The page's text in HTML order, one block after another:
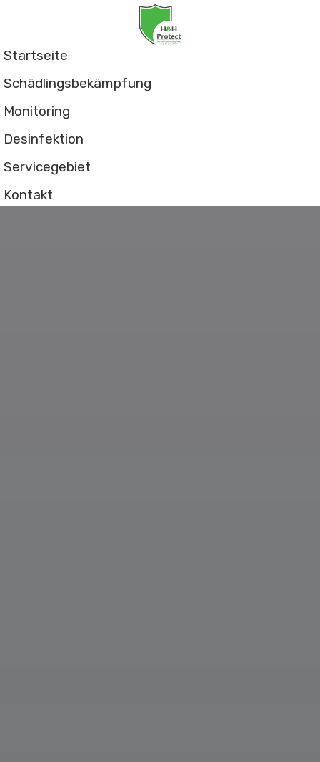
Startseite
Schädlingsbekämpfung
Monitoring
Desinfektion
Servicegebiet
Kontakt